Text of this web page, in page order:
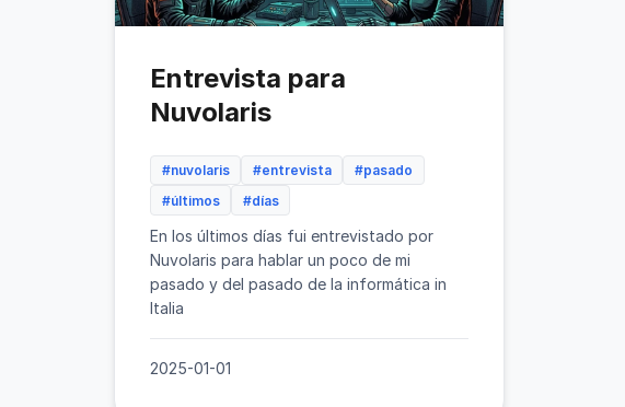
Entrevista para
Nuvolaris
#nuvolaris #entrevista
#pasado
#últimos
#días
En los últimos días fui entrevistado por
Nuvolaris para hablar un poco de mi
pasado y del pasado de la informática in
Italia
2025-01-01